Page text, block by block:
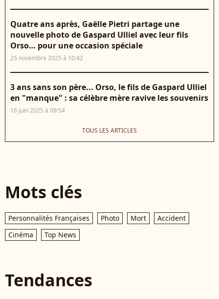
Quatre ans après, Gaëlle Pietri partage une
nouvelle photo de Gaspard Ulliel avec leur fils
Orso… pour une occasion spéciale
25 novembre 2025 à 10:42
3 ans sans son père... Orso, le fils de Gaspard Ulliel
en "manque" : sa célèbre mère ravive les souvenirs
16 juin 2025 à 09:54
TOUS LES ARTICLES
Mots clés
Personnalités Françaises Photo Mort
Accident
Cinéma
Top News
Tendances